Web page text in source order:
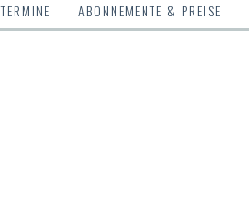
TERMINE ABONNEMENTE & PREISE